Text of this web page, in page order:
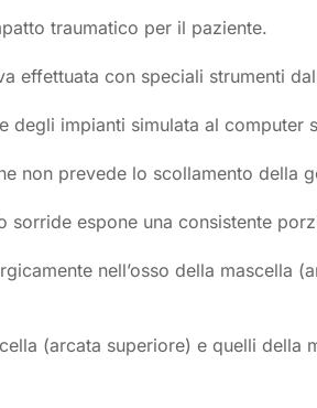
traumatico per il paziente.
effettuata con speciali strumenti
degli impianti simulata al
non prevede lo scollamento della
espone una consistente
nell’osso della mascella
(arcata superiore) e quelli